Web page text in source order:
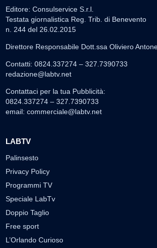
Editore: Consulservice S.r.l.
Testata giornalistica Reg. Trib. di Benevento
n. 244 del 26.02.2015
Direttore Responsabile Dott.ssa Oliviero
Contatti: 0824.337274 – 327.7390733
redazione@labtv.net
Contattaci per la tua Pubblicità:
0824.337274 – 327.7390733
email: commerciale@labtv.net
LABTV
Palinsesto
Privacy Policy
Programmi TV
Speciale LabTv
Doppio Taglio
Free sport
L’Orlando Curioso